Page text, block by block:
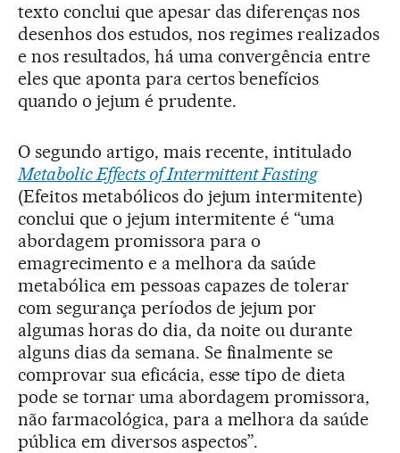
texto conclui que apesar das diferenças nos
desenhos dos estudos, nos regimes realizados
e nos resultados, há uma convergência entre
eles que aponta para certos benefícios
quando o jejum é prudente.
O segundo artigo, mais recente, intitulado
Metabolic Effects of Intermittent Fasting
(Efeitos metabólicos do jejum intermitente)
conclui que o jejum intermitente é “uma
abordagem promissora para o
emagrecimento e a melhora da saúde
metabólica em pessoas capazes de tolerar
com segurança períodos de jejum por
algumas horas do dia, da noite ou durante
alguns dias da semana. Se finalmente se
comprovar sua eficácia, esse tipo de dieta
pode se tornar uma abordagem promissora,
não farmacológica, para a melhora da saúde
pública em diversos aspectos”.